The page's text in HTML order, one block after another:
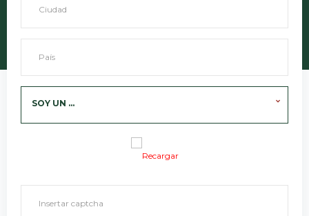
SOY UN ...
Recargar